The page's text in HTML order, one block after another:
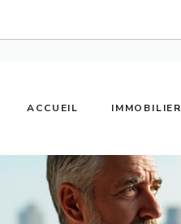
ACCUEIL IMMOBILIER